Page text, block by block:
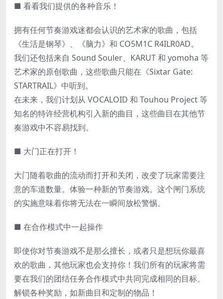
■ 看看我们提供的各种音乐！
拥有任何节奏游戏迷都会认识的艺术家的歌曲，包括
《生活是钢琴》、《脑力》和 CO5M1C R4ILR0AD。
我们还包括来自 Sound Souler、KARUT 和 yomoha 等
艺术家的原创歌曲，这些歌曲只能在《Sixtar Gate:
STARTRAIL》中听到。
在未来，我们计划从 VOCALOID 和 Touhou Project 等
知名的特许经营机构引入新的曲目，这些曲目在其他节
奏游戏中不容易找到。
■ 大门正在打开！
大门随着歌曲的流动而打开和关闭，改变了玩家需要注
意的车道数量。体验一种新的节奏游戏。这个闸门系统
的实施意味着你将无法在一瞬间放松警惕。
■ 在合作模式中一起操作
即使你对节奏游戏不是那么擅长，或者只是想玩你最喜
欢的歌曲，其他玩家也会支持你！我们所有的玩家将需
要在我们的团结任务合作模式中共同完成相同的目标。
解锁各种奖励，如新曲目和定制的物品！